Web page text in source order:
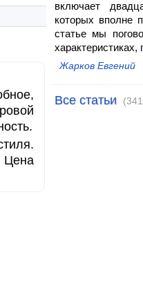
Цена
включает
которых вполне
статье мы
характеристиках,
Жарков Евгений
Все статьи